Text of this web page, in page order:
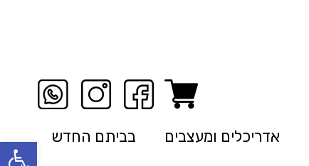
פתח אדריכלים ומעצבים
בביתם החדש